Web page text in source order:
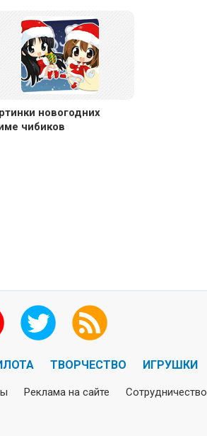
новогодних
чибиков
ТВОРЧЕСТВО ИГРУШКИ
Реклама на сайте Сотрудничество